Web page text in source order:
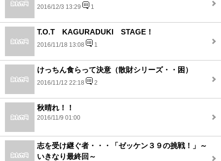
2016/12/3 13:29 1
T.O.T KAGURADUKI STAGE！
2016/11/18 13:08 1
けっちん食らって決意（散財シリーズ・・困）
2016/11/12 22:18 2
秋晴れ！！
2016/11/9 01:00
志を受け継ぐ者・・・「ゼッケン３９の挑戦！」～
いきなり最終回～